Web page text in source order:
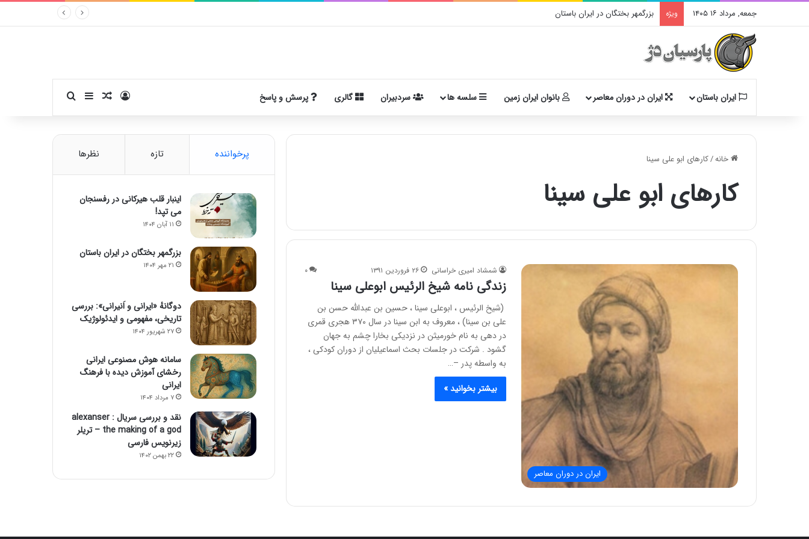
جمعه, مرداد ۱۶ ۱۴۰۵ ویژه بزرگمهر بختگان در ایران باستان
ایران باستان ایران در دوران معاصر بانوان ایران زمین سلسه ها سردبیران گالری پرسش و پاسخ ورودنوشته تصادفی
سایدبارجستجو برای
خانه/کارهای ابو علی سینا
کارهای ابو علی سینا
ایران در دوران معاصر
شمشاد امیری خراسانی ۲۶ فروردین ۱۳۹۱ ۰
زندگی نامه شیخ الرئیس ابوعلی سینا
(شیخ الرئیس ، ابوعلی سینا ، حسین بن عبدالله حسن بن
علی بن سینا) ، ‌معروف به ابن سینا در سال ۳۷۰ هجری قمری
در دهی به نام خورمیثن در نزدیکی بخارا چشم به جهان
گشود . شرکت در جلسات بحث اسماعیلیان از دوران کودکی ،
به واسطه پدر –…
بیشتر بخوانید »
پرخواننده تازه نظرها
اینبار قلب هیرکانی در رفسنجان
می تپد!
۱۱ آبان ۱۴۰۴
بزرگمهر بختگان در ایران باستان
۲۱ مهر ۱۴۰۴
دوگانهٔ «ایرانی و اَنیرانی»: بررسی
تاریخی، مفهومی و ایدئولوژیک
۲۷ شهریور ۱۴۰۴
سامانه هوش مصنوعی ایرانی
رخشای آموزش دیده با فرهنگ
ایرانی
۷ مرداد ۱۴۰۴
نقد و بررسی سریال alexanser :
the making of a god – تریلر
زیرنویس فارسی
۲۲ بهمن ۱۴۰۲